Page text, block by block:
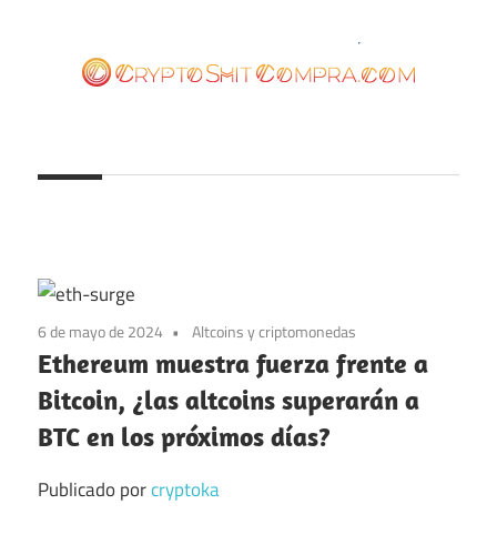
contenido
6 de mayo de 2024 Altcoins y criptomonedas
Ethereum muestra fuerza frente a
Bitcoin, ¿las altcoins superarán a
BTC en los próximos días?
Publicado porcryptoka